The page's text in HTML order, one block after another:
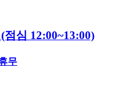
(점심 12:00~13:00)
무